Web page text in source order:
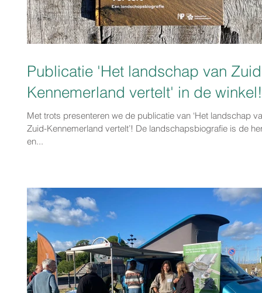
Publicatie 'Het landschap van
Kennemerland vertelt' in de winkel!
Met trots presenteren we de publicatie van ‘Het landschap
Zuid-Kennemerland vertelt’! De landschapsbiografie is de
en...